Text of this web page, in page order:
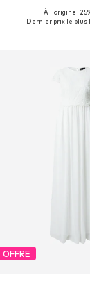
Tailles
À l'origine :
Dernier prix le plus
OFFRE